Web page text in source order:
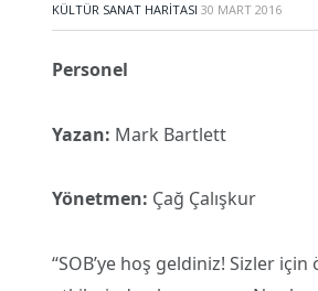
KÜLTÜR SANAT HARITASI 30 MART 2016
Personel
Yazan: Mark Bartlett
Yönetmen: Çağ Çalışkur
“SOB’ye hoş geldiniz! Sizler